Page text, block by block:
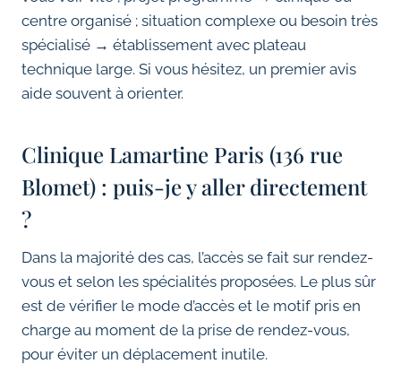
centre organisé ; situation complexe ou besoin très
spécialisé → établissement avec plateau
technique large. Si vous hésitez, un premier avis
aide souvent à orienter.
Clinique Lamartine Paris (136 rue
Blomet) : puis-je y aller directement
?
Dans la majorité des cas, l’accès se fait sur rendez-
vous et selon les spécialités proposées. Le plus sûr
est de vérifier le mode d’accès et le motif pris en
charge au moment de la prise de rendez-vous,
pour éviter un déplacement inutile.